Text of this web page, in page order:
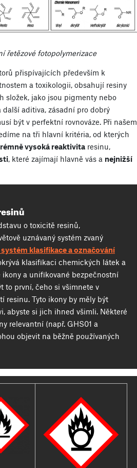
řetězové fotopolymerizace
přispívajících především k
a toxikologii, obsahují resiny
složek, jako jsou pigmenty nebo
aditiva, zásadní pro dobrý
být v perfektní rovnováze. Při našem
na tři hlavní kritéria, od kterých
vysoká reaktivita resinu,
, které zajímají hlavně vás a nejnižší
o toxicitě resinů,
uznávaný systém zvaný
klasifikace a označování
klasifikaci chemických látek a
ikony a unifikované bezpečnostní
to první, čeho si všimnete v
resinu. Tyto ikony by měly být
abyste si jich ihned všimli. Některé
relevantní (např. GHS01 a
objevit na běžně používaných